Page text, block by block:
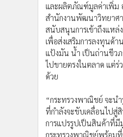
และผลิตภัณฑ์มูลค่าเพิ่ม
สำนักงานพัฒนาวิทยาศา
สนับสนุนการเข้าถึงแหล่
เพื่อส่งเสริมการลงทุนด้
แป้งมัน น้ำ เป็นถ่านชีวภ
ไปขายตรงในตลาด แต่ร่
ด้วย
“กระทรวงพาณิชย์ จะน
ที่กำลังจะขับเคลื่อนไปสู่
การแปรรูปเป็นสินค้าที่มี
กระทรวงพาณิชย์พร้อมที่